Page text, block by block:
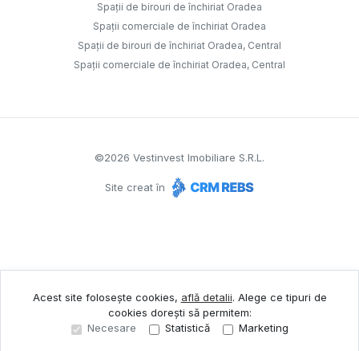
Spații de birouri de închiriat Oradea
Spații comerciale de închiriat Oradea
Spații de birouri de închiriat Oradea, Central
Spații comerciale de închiriat Oradea, Central
©2026 Vestinvest Imobiliare S.R.L.
Site creat în
Acest site folosește cookies, află detalii. Alege ce tipuri de
cookies dorești să permitem:
Necesare
Statistică Marketing